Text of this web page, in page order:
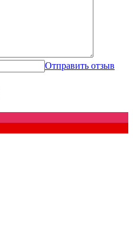
Отправить отзыв